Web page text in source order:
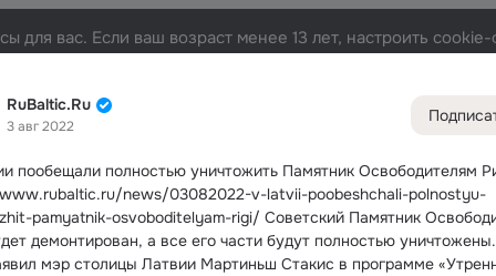
RuBaltic.Ru
3 авг 2022
пообещали полностью уничтожить Памятник Освободителям
news/03082022-v-latvii-poobeshchali-polnostyu-
pamyatnik-osvoboditelyam-rigi/ Советский Памятник
демонтирован, а все его части будут полностью уничтожены.
мэр столицы Латвии Мартиньш Стакис в программе
для вас. Если ваш возраст менее 13 лет, настроить
Участники
Всё49